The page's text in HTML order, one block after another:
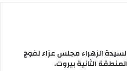
الزهراء مجلس عزاء لفوج
الثانية بيروت.